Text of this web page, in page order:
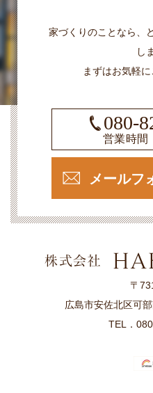
家づくりのことなら、
し
まずはお気軽
080-
営業時間
メールフ
〒
広島市安佐北区可
TEL．